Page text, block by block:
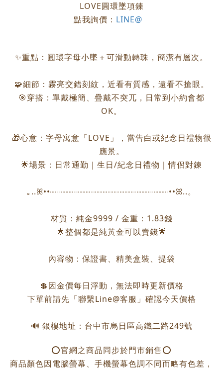
LOVE圓環墜項鍊
點我詢價： LINE@
✨重點：圓環字母小墜＋可滑動轉珠，簡潔有層次。
🧩細節：霧亮交錯刻紋，近看有質感，遠看不搶眼。
🎯穿搭：單戴極簡、疊戴不突兀，日常到小約會都
OK。
🎁心意：字母寓意「LOVE」，當告白或紀念日禮物很
應景。
🌟場景：日常通勤｜生日/紀念日禮物｜情侶對鍊
｡..ꕤ••┈┈┈┈┈┈┈┈┈┈┈┈┈┈••ꕤ..。
材質：純金9999 / 金重：1.83錢
🌟整個都是純黃金可以賣錢🌟
內容物：保證書、精美盒裝、提袋
💲因金價每日浮動，無法即時更新價格
下單前請先「聯繫Line@客服」確認今天價格
🔊 銀樓地址：台中市烏日區高鐵二路249號
⭕️官網之商品同步於門市銷售⭕️
商品顏色因電腦螢幕、手機螢幕色調不同而略有色差，